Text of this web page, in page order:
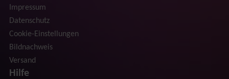
Impressum
Datenschutz
Cookie-Einstellungen
Bildnachweis
Versand
Hilfe